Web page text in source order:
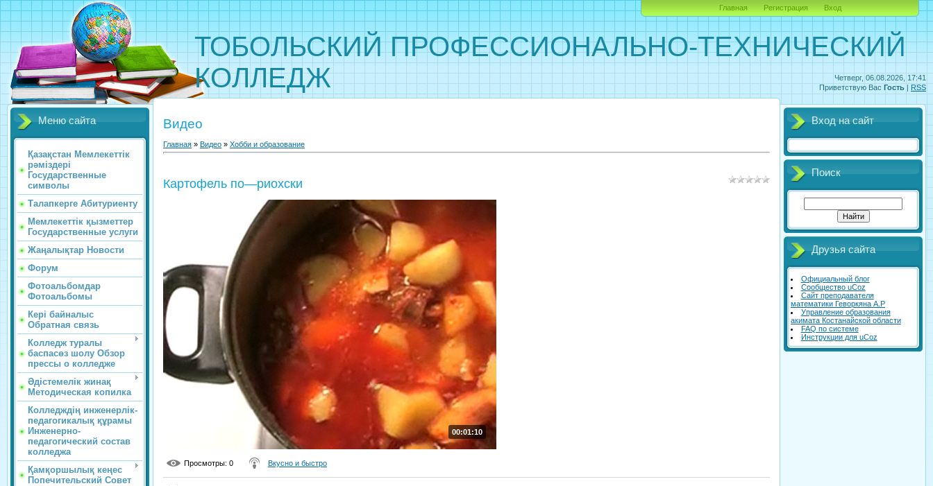
Четверг, 06.08.2026, 17:41
Приветствую Вас Гость | RSS
ТОБОЛЬСКИЙ ПРОФЕССИОНАЛЬНО-ТЕХНИЧЕСКИЙ
КОЛЛЕДЖ
Главная Регистрация Вход
Меню сайта
Қазақстан Мемлекеттік
рәміздері
Государственные
символы
Талапкерге Абитуриенту
Мемлекеттік қызметтер
Государственные услуги
Жаңалықтар Новости
Форум
Фотоальбомдар
Фотоальбомы
Кері байналыс
Обратная связь
Колледж туралы
баспасөз шолу Обзор
прессы о колледже
Әдістемелік жинақ
Методическая копилка
Колледждің инженерлік-
педагогикалық құрамы
Инженерно-
педагогический состав
колледжа
Қамқоршылық кеңес
Попечительский Совет
Видео
Главная » Видео » Хобби и образование
Картофель по—риохски
00:01:10
Просмотры: 0 Вкусно и быстро
Вход на сайт
Поиск
Друзья сайта
Официальный блог
Сообщество uCoz
Сайт преподавателя
математики Геворкяна А.Р
Управление образования
акимата Костанайской области
FAQ по системе
Инструкции для uCoz